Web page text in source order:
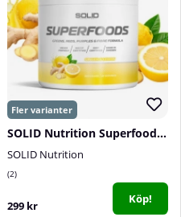
SOLID Nutrition Superfoods, 300 g
SOLID Nutrition
2
299 kr Köp!